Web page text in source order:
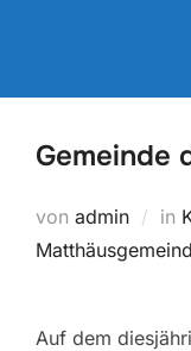
Gemeinde
von admin in
Auf dem